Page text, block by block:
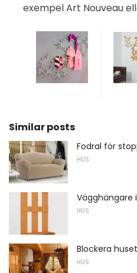
exempel Art Nouveau
Similar posts
Fodral för
HUS
Vägghängare
HUS
Blockera
HUS